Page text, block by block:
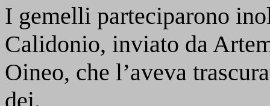
I gemelli parteciparono
Calidonio, inviato da
Oineo, che l’aveva
dei.